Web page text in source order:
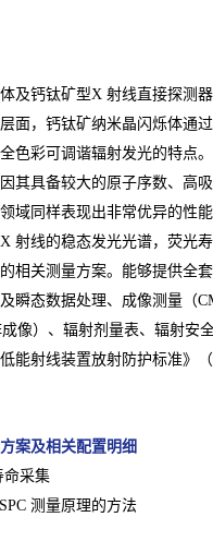
及钙钛矿型X 射线直接探测
面，钙钛矿纳米晶闪烁体通
色彩可调谐辐射发光的特点
其具备较大的原子序数、高
域同样表现出非常优异的性能
射线的稳态发光光谱，荧光
相关测量方案。能够提供全
瞬态数据处理、成像测量（
像）、辐射剂量表、辐射安
能射线装置放射防护标准》
案及相关配置明细
命采集
测量原理的方法